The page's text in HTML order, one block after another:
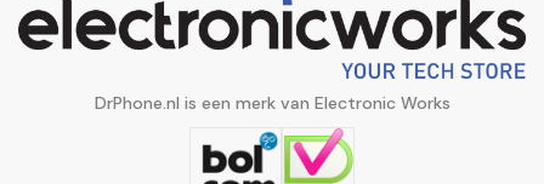
DrPhone.nl is een merk van Electronic Works